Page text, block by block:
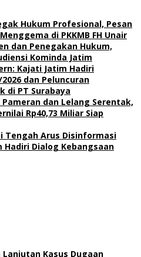
Hukum Profesional, Pesan
di PKKMB FH Unair
dan Penegakan Hukum,
Kominda Jatim
Kajati Jatim Hadiri
dan Peluncuran
di PT Surabaya
dan Lelang Serentak,
Rp40,73 Miliar Siap
Tengah Arus Disinformasi
Dialog Kebangsaan
Lanjutan Kasus Dugaan